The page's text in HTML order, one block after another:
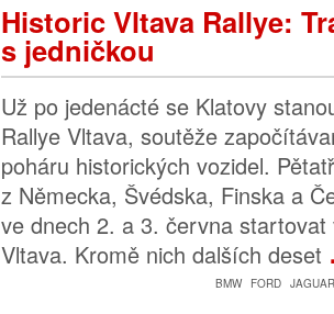
Historic Vltava Rallye:
s jedničkou
Už po jedenácté se Klatovy
Rallye Vltava, soutěže
poháru historických vozidel.
z Německa, Švédska, Finska a
ve dnech 2. a 3. června startovat
Vltava. Kromě nich dalších deset
BMW FORD JAGUAR